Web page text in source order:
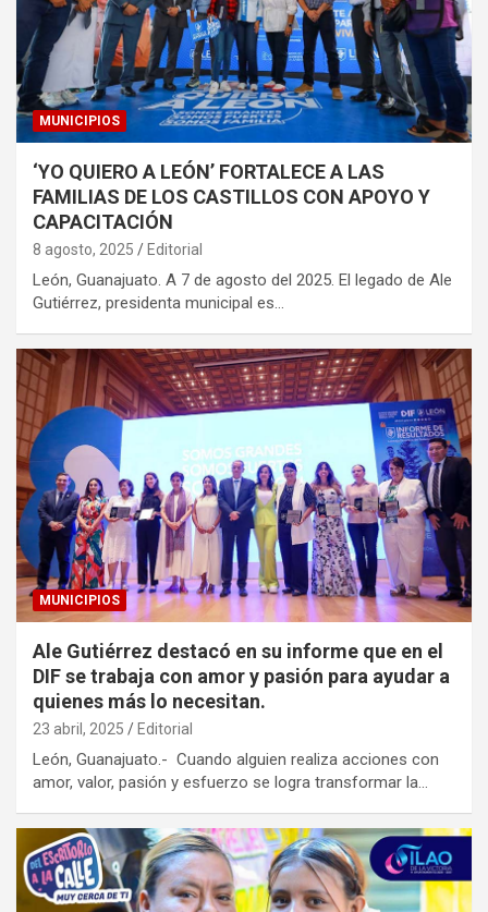
MUNICIPIOS
‘YO QUIERO A LEÓN’ FORTALECE A LAS
FAMILIAS DE LOS CASTILLOS CON APOYO Y
CAPACITACIÓN
8 agosto, 2025 Editorial
León, Guanajuato. A 7 de agosto del 2025. El legado de Ale
Gutiérrez, presidenta municipal es…
MUNICIPIOS
Ale Gutiérrez destacó en su informe que en el
DIF se trabaja con amor y pasión para ayudar a
quienes más lo necesitan.
23 abril, 2025 Editorial
León, Guanajuato.- Cuando alguien realiza acciones con
amor, valor, pasión y esfuerzo se logra transformar la…